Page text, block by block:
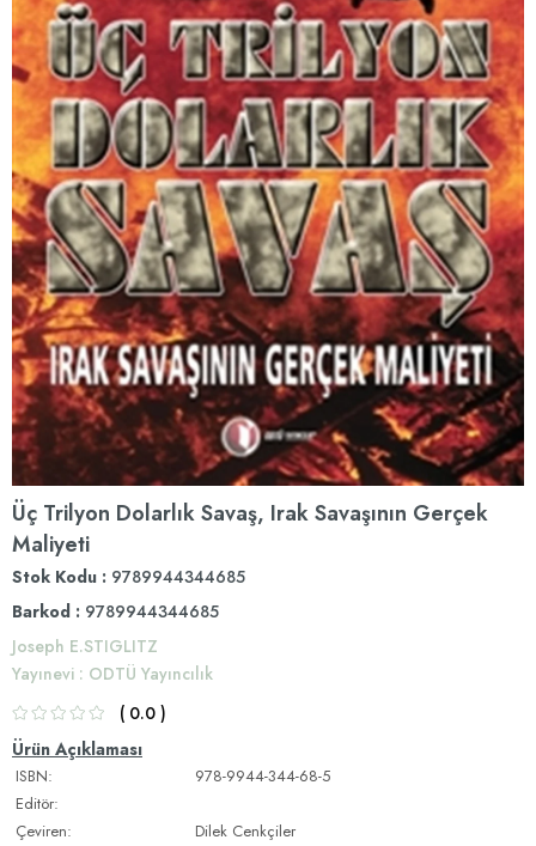
Üç Trilyon Dolarlık Savaş, Irak Savaşının Gerçek
Maliyeti
Stok Kodu
9789944344685
Barkod : 9789944344685
Joseph E.STIGLITZ
Yayınevi : ODTÜ Yayıncılık
0.0
Ürün Açıklaması
ISBN:
978-9944-344-68-5
Editör:
Çeviren:
Dilek Cenkçiler